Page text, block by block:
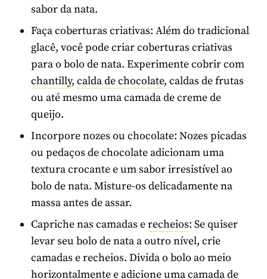
sabor da nata.
Faça coberturas criativas: Além do tradicional
glacê, você pode criar coberturas criativas
para o bolo de nata. Experimente cobrir com
chantilly, calda de chocolate, caldas de frutas
ou até mesmo uma camada de creme de
queijo.
Incorpore nozes ou chocolate: Nozes picadas
ou pedaços de chocolate adicionam uma
textura crocante e um sabor irresistível ao
bolo de nata. Misture-os delicadamente na
massa antes de assar.
Capriche nas camadas erecheios: Se quiser
levar seu bolo de nata a outro nível, crie
camadas e recheios. Divida o bolo ao meio
horizontalmente e adicione uma camada de